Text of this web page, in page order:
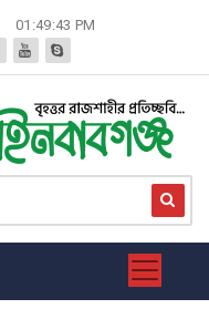
01:49:44 PM